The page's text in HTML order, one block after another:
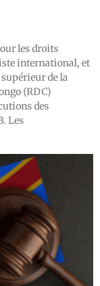
les droits
international, et
de la
(RDC)
des
Les